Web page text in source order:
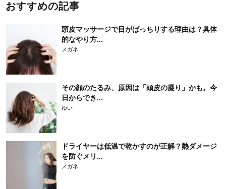
おすすめの記事
頭皮マッサージで目がぱっちりする理由は？具体
的なやり方...
メガネ
その顔のたるみ、原因は「頭皮の凝り」かも。今
日からでき...
ゆい
ドライヤーは低温で乾かすのが正解？熱ダメージ
を防ぐメリ...
メガネ